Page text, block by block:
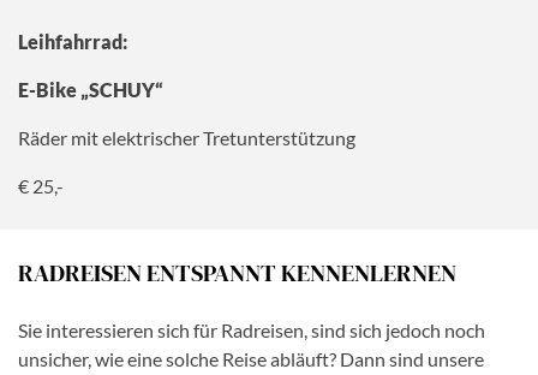
Leihfahrrad:
E-Bike „SCHUY“
Räder mit elektrischer Tretunterstützung
€ 25,-
RADREISEN ENTSPANNT KENNENLERNEN
Sie interessieren sich für Radreisen, sind sich jedoch noch
unsicher, wie eine solche Reise abläuft? Dann sind unsere